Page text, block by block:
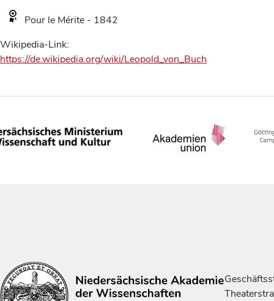
Pour le Mérite - 1842
Wikipedia-Link:
https://de.wikipedia.org/wiki/Leopold_von_Buch